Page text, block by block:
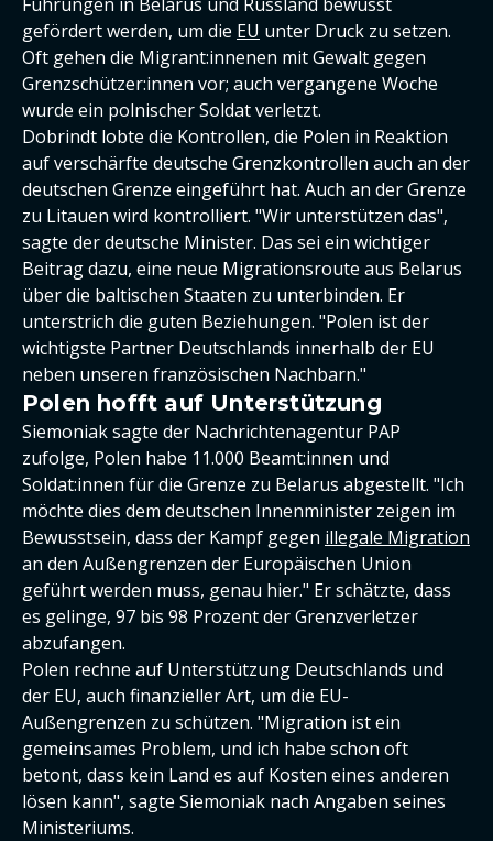
gefördert werden, um die EU unter Druck zu setzen.
Oft gehen die Migrant:innenen mit Gewalt gegen
Grenzschützer:innen vor; auch vergangene Woche
wurde ein polnischer Soldat verletzt.
Dobrindt lobte die Kontrollen, die Polen in Reaktion
auf verschärfte deutsche Grenzkontrollen auch an der
deutschen Grenze eingeführt hat. Auch an der Grenze
zu Litauen wird kontrolliert. "Wir unterstützen das",
sagte der deutsche Minister. Das sei ein wichtiger
Beitrag dazu, eine neue Migrationsroute aus Belarus
über die baltischen Staaten zu unterbinden. Er
unterstrich die guten Beziehungen. "Polen ist der
wichtigste Partner Deutschlands innerhalb der EU
neben unseren französischen Nachbarn."
Polen hofft auf Unterstützung
Siemoniak sagte der Nachrichtenagentur PAP
zufolge, Polen habe 11.000 Beamt:innen und
Soldat:innen für die Grenze zu Belarus abgestellt. "Ich
möchte dies dem deutschen Innenminister zeigen im
Bewusstsein, dass der Kampf gegen illegale Migration
an den Außengrenzen der Europäischen Union
geführt werden muss, genau hier." Er schätzte, dass
es gelinge, 97 bis 98 Prozent der Grenzverletzer
abzufangen.
Polen rechne auf Unterstützung Deutschlands und
der EU, auch finanzieller Art, um die EU-
Außengrenzen zu schützen. "Migration ist ein
gemeinsames Problem, und ich habe schon oft
betont, dass kein Land es auf Kosten eines anderen
lösen kann", sagte Siemoniak nach Angaben seines
Ministeriums.